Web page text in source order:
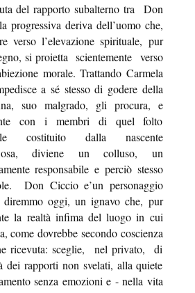
del rapporto subalterno tra Don
progressiva deriva dell’uomo che,
verso l’elevazione spirituale, pur
si proietta scientemente verso
morale. Trattando Carmela
a sé stesso di godere della
suo malgrado, gli procura, e
con i membri di quel folto
costituito dalla nascente
diviene un colluso, un
responsabile e perciò stesso
Don Ciccio e’un personaggio
oggi, un ignavo che, pur
la realtà infima del luogo in cui
come dovrebbe secondo coscienza
ricevuta: sceglie, nel privato, di
dei rapporti non svelati, alla quiete
senza emozioni e - nella vita